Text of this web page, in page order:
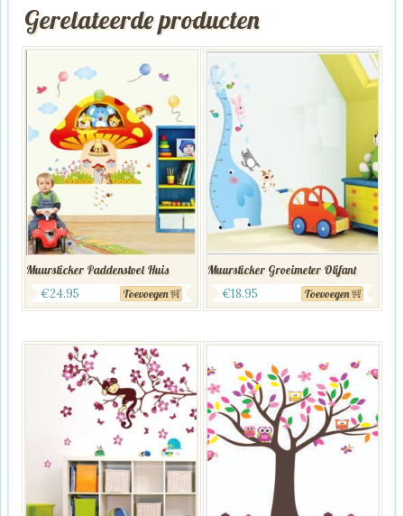
Gerelateerde producten
Muursticker Paddenstoel Huis
€24.95 Toevoegen
Muursticker Groeimeter Olifant
€18.95 Toevoegen